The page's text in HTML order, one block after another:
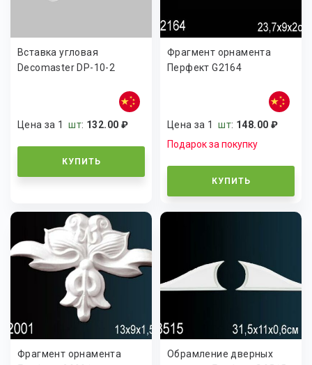
Вставка угловая
Decomaster DP-10-2
Цена за 1шт: 132.00 ₽
КУПИТЬ
Фрагмент орнамента
Перфект G2164
Цена за 1шт: 148.00 ₽
Подарок за покупку
КУПИТЬ
Фрагмент орнамента
Обрамлениe дверных